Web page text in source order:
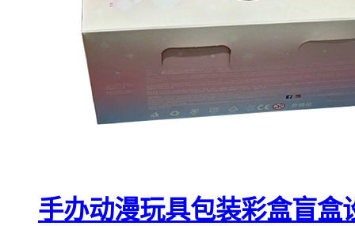
手办动漫玩具包装彩盒盲盒